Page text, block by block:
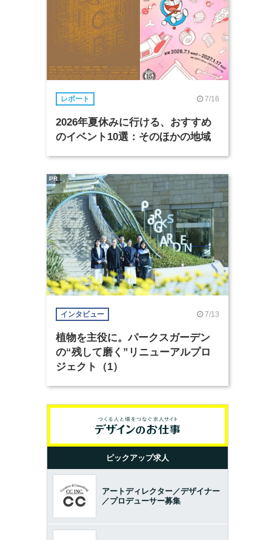
レポート 7/16
2026年夏休みに行ける、おすすめ
のイベント10選：そのほかの地域
インタビュー 7/13
植物を主役に。パークスガーデン
の“残して磨く”リニューアルプロ
ジェクト（1）
PR
ピックアップ求人
アートディレクター／デザイナー
／プロデューサー募集